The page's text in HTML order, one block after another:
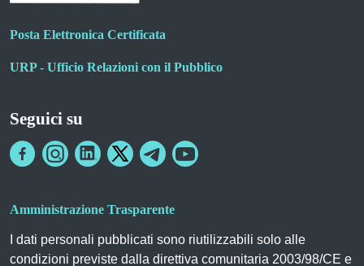
Posta Elettronica Certificata
URP - Ufficio Relazioni con il Pubblico
Seguici su
Amministrazione Trasparente
I dati personali pubblicati sono riutilizzabili solo alle
condizioni previste dalla direttiva comunitaria 2003/98/CE e